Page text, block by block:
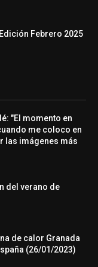
Febrero 2025
"El momento en
me coloco en
las imágenes más
del verano de
de calor Granada
(26/01/2023)